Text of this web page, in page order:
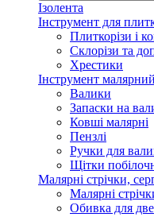
Ізолента
Інструмент для
Плиткорізи і
Склорізи та
Хрестики
Інструмент малярний
Валики
Запаски на
Ковші малярні
Пензлі
Ручки для
Щітки
Малярні стрічки,
Малярні
Обивка для